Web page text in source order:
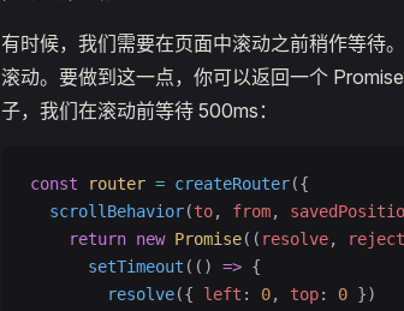
有时候，我们需要在页面中滚动之前稍作等待
滚动。要做到这一点，你可以返回一个
子，我们在滚动前等待 500ms：
const router = createRouter({
  scrollBehavior
(to, from,
    return
new Promise(( resolve, reject
      setTimeout
(() => {
        resolve
({ left : 0, top: 0 })